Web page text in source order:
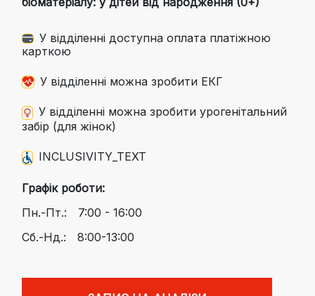
У відділенні доступна оплата платіжною
карткою
У відділенні можна зробити ЕКГ
У відділенні можна зробити урогенітальний
забір (для жінок)
INCLUSIVITY_TEXT
Графік роботи:
Пн.-Пт.:
7:00 - 16:00
Сб.-Нд.:
8:00-13:00